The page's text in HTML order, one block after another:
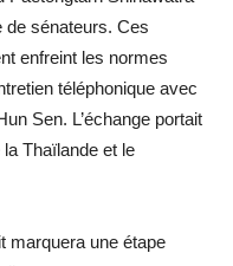
de sénateurs. Ces
enfreint les normes
téléphonique avec
Sen. L’échange portait
Thaïlande et le
marquera une étape